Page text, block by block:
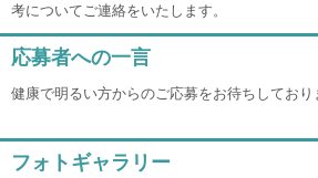
考についてご連絡をいたします。
応募者への一言
健康で明るい方からのご応募をお待ちしており
フォトギャラリー